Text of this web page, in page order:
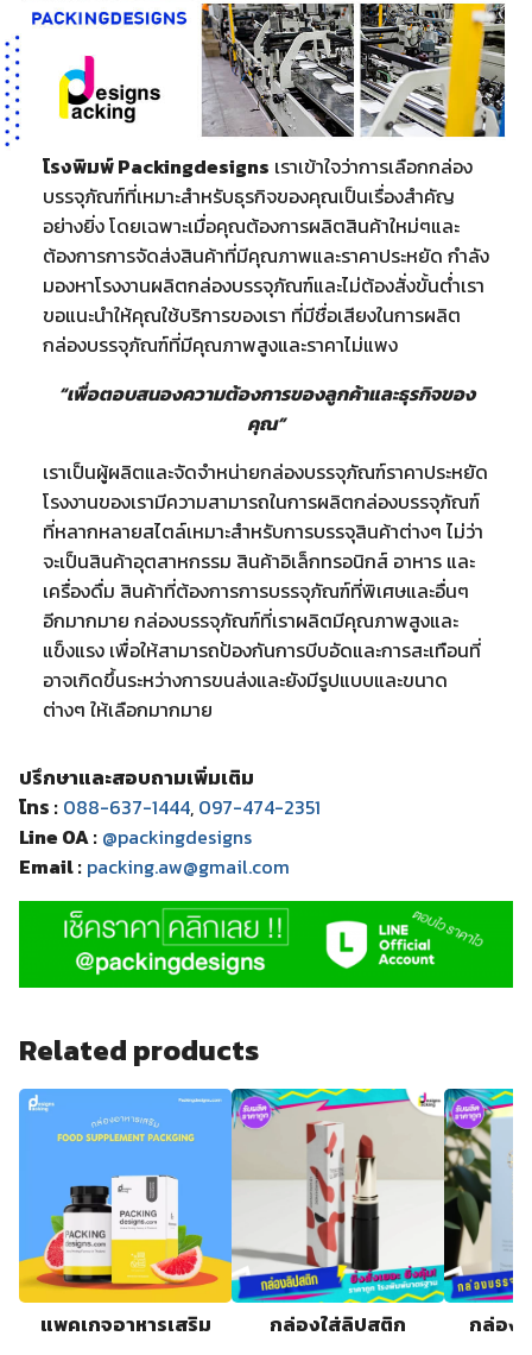
โรงพิมพ์ Packingdesigns เราเข้าใจว่าการเลือกกล่อง
บรรจุภัณฑ์ที่เหมาะสำหรับธุรกิจของคุณเป็นเรื่องสำคัญ
อย่างยิ่ง โดยเฉพาะเมื่อคุณต้องการผลิตสินค้าใหม่ๆและ
ต้องการการจัดส่งสินค้าที่มีคุณภาพและราคาประหยัด กำลัง
มองหาโรงงานผลิตกล่องบรรจุภัณฑ์และไม่ต้องสั่งขั้นต่ำเรา
ขอแนะนำให้คุณใช้บริการของเรา ที่มีชื่อเสียงในการผลิต
กล่องบรรจุภัณฑ์ที่มีคุณภาพสูงและราคาไม่แพง
“เพื่อตอบสนองความต้องการของลูกค้าและธุรกิจของ
คุณ”
เราเป็นผู้ผลิตและจัดจำหน่ายกล่องบรรจุภัณฑ์ราคาประหยัด
โรงงานของเรามีความสามารถในการผลิตกล่องบรรจุภัณฑ์
ที่หลากหลายสไตล์เหมาะสำหรับการบรรจุสินค้าต่างๆ ไม่ว่า
จะเป็นสินค้าอุตสาหกรรม สินค้าอิเล็กทรอนิกส์ อาหาร และ
เครื่องดื่ม สินค้าที่ต้องการการบรรจุภัณฑ์ที่พิเศษและอื่นๆ
อีกมากมาย กล่องบรรจุภัณฑ์ที่เราผลิตมีคุณภาพสูงและ
แข็งแรง เพื่อให้สามารถป้องกันการบีบอัดและการสะเทือนที่
อาจเกิดขึ้นระหว่างการขนส่งและยังมีรูปแบบและขนาด
ต่างๆ ให้เลือกมากมาย
ปรึกษาและสอบถามเพิ่มเติม
โทร : 088-637-1444, 097-474-2351
Line OA : @packingdesigns
Email : packing.aw@gmail.com
Related products
แพคเกจอาหารเสริม กล่องใส่ลิปสติก
กล่อง